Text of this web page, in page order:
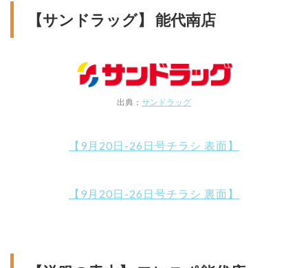
【サンドラッグ】 能代南店
出典： サンドラッグ
【9月20日-26日号チラシ 表面】
【9月20日-26日号チラシ 裏面】